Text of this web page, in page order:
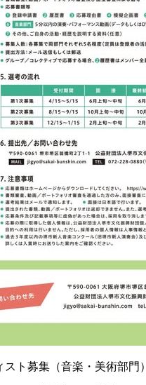
ト募集（音楽・美術部門）